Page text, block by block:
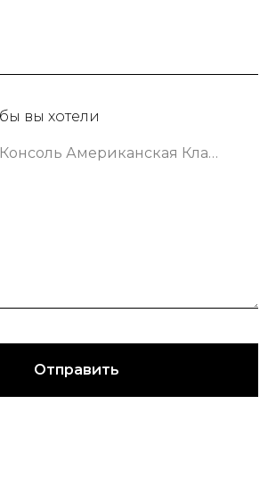
вы хотели
Хочу заказать Консоль Американская Классика шириной 133 сантиметра в зеленом цвете
Отправить